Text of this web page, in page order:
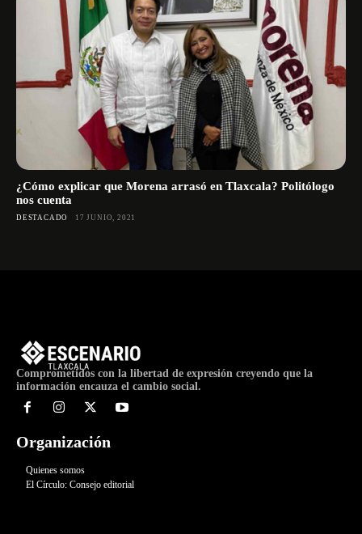
¿Cómo explicar que Morena arrasó en Tlaxcala? Politólogo
nos cuenta
DESTACADO 17 JUNIO, 2021
Comprometidos con la libertad de expresión creyendo que la
información encauza el cambio social.
Organización
Quienes somos
El Círculo: Consejo editorial